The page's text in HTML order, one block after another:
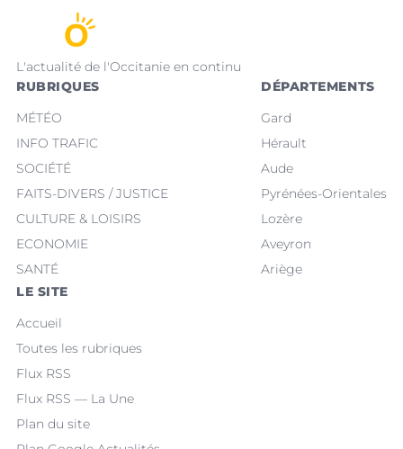
L'actualité de l'Occitanie en continu
RUBRIQUES
MÉTÉO
INFO TRAFIC
SOCIÉTÉ
FAITS-DIVERS / JUSTICE
CULTURE & LOISIRS
ECONOMIE
SANTÉ
DÉPARTEMENTS
Gard
Hérault
Aude
Pyrénées-Orientales
Lozère
Aveyron
Ariège
LE SITE
Accueil
Toutes les rubriques
Flux RSS
Flux RSS — La Une
Plan du site